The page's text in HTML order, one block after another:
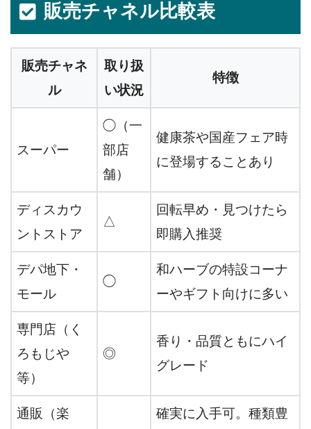
販売チャネル比較表
販売チャネ
ル
取り扱
い状況
特徴
スーパー
◯（一
部店
舗）
健康茶や国産フェア時
に登場することあり
ディスカウ
ントストア
△
回転早め・見つけたら
即購入推奨
デパ地下・
モール
◯
和ハーブの特設コーナ
ーやギフト向けに多い
専門店（く
ろもじや
等）
◎
香り・品質ともにハイ
グレード
通販（楽
確実に入手可。種類豊